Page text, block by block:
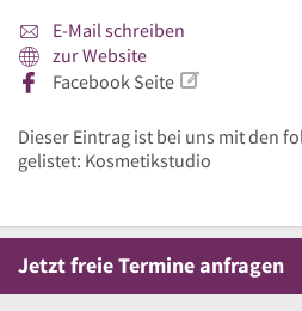
E-Mail schreiben
zur Website
Facebook Seite
Dieser Eintrag ist bei uns mit den
gelistet: Kosmetikstudio
JetztfreieTermine anfragen